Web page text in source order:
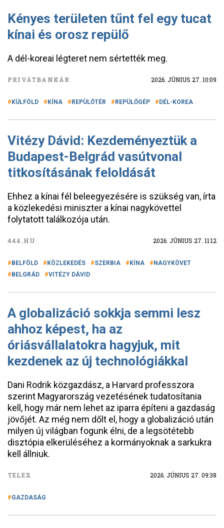
Kényes területen tűnt fel egy tucat
kínai és orosz repülő
A dél-koreai légteret nem sértették meg.
PRIVÁTBANKÁR 2026. JÚNIUS 27. 10:09
KÜLFÖLD KÍNA REPÜLŐTÉR REPÜLŐGÉP DÉL-KOREA
Vitézy Dávid: Kezdeményeztük a
Budapest-Belgrád vasútvonal
titkosításának feloldását
Ehhez a kínai fél beleegyezésére is szükség van, írta
a közlekedési miniszter a kínai nagykövettel
folytatott találkozója után.
444.HU 2026. JÚNIUS 27. 11:12
BELFÖLD KÖZLEKEDÉS SZERBIA KÍNA
NAGYKÖVET
BELGRÁD
VITÉZY DÁVID
A globalizáció sokkja semmi lesz
ahhoz képest, ha az
óriásvállalatokra hagyjuk, mit
kezdenek az új technológiákkal
Dani Rodrik közgazdász, a Harvard professzora
szerint Magyarország vezetésének tudatosítania
kell, hogy már nem lehet az iparra építeni a gazdaság
jövőjét. Az még nem dőlt el, hogy a globalizáció után
milyen új világban fogunk élni, de a legsötétebb
disztópia elkerüléséhez a kormányoknak a sarkukra
kell állniuk.
TELEX 2026. JÚNIUS 27. 09:38
GAZDASÁG